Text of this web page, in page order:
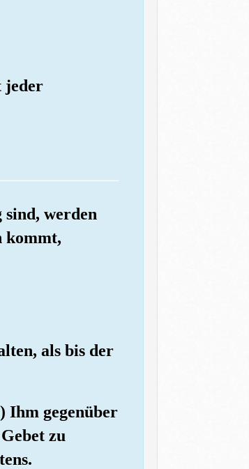
jeder
werden
kommt,
als bis der
Ihm gegenüber
zu